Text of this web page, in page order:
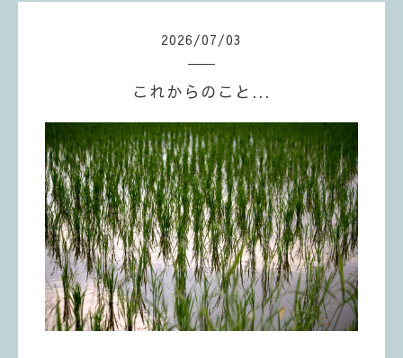
2026/07/03
これからのこと...